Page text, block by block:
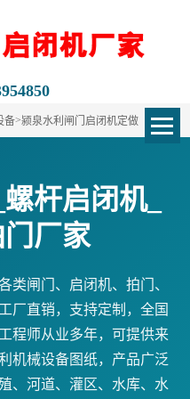
备>颍泉水利闸门启闭机定做
杆启闭机_
厂家
类闸门、启闭机、拍门、
厂直销，支持定制，全国
程师从业多年，可提供来
机械设备图纸，产品广泛
、河道、灌区、水库、水